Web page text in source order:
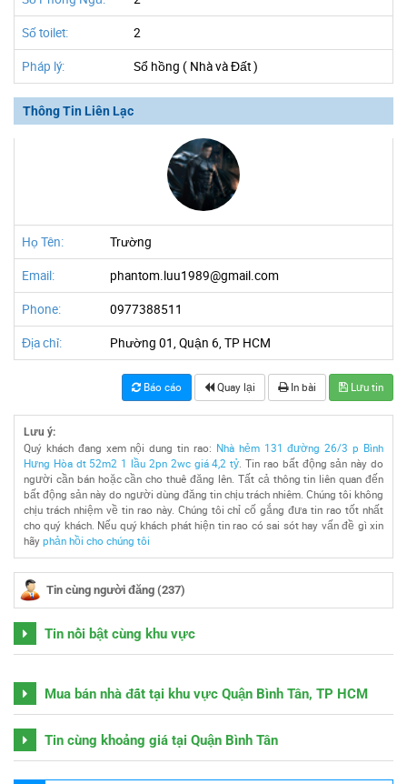
Số toilet: 2
Pháp lý: Sổ hồng ( Nhà và Đất )
Thông Tin Liên Lạc
Họ Tên: Trường
Email: phantom.luu1989@gmail.com
Phone: 0977388511
Địa chỉ: Phường 01, Quận 6, TP HCM
Báo cáo Quay lại In bài Lưu tin
Lưu ý:
Quý khách đang xem nội dung tin rao: Nhà hẻm 131 đường 26/3 p Bình
Hưng Hòa dt 52m2 1 lầu 2pn 2wc giá 4,2 tỷ. Tin rao bất động sản này do
người cần bán hoặc cần cho thuê đăng lên. Tất cả thông tin liên quan đến
bất động sản này do người dùng đăng tin chịu trách nhiêm. Chúng tôi không
chịu trách nhiệm về tin rao này. Chúng tôi chỉ cố gắng đưa tin rao tốt nhất
cho quý khách. Nếu quý khách phát hiện tin rao có sai sót hay vấn đề gì xin
hãy phản hồi cho chúng tôi
Tin cùng người đăng (237)
Tin nổi bật cùng khu vực
Mua bán nhà đất tại khu vực Quận Bình Tân, TP HCM
Tin cùng khoảng giá tại Quận Bình Tân